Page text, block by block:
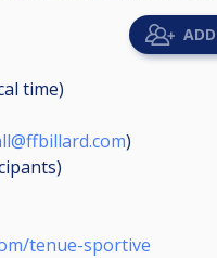
time)
)
)
tenue-sportive